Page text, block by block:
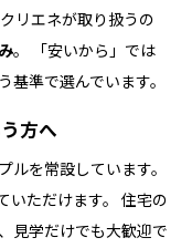
リエネが取り扱うの
。 「安いから」では
準で選んでいます。
方へ
を常設しています。
いただけます。 住宅の
見学だけでも大歓迎で